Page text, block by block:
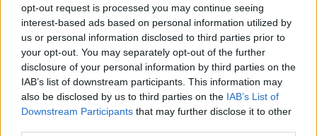
opt-out request is processed you may continue seeing
interest-based ads based on personal information utilized by
us or personal information disclosed to third parties prior to
your opt-out. You may separately opt-out of the further
disclosure of your personal information by third parties on the
IAB’s list of downstream participants. This information may
also be disclosed by us to third parties on the IAB’s List of
Downstream Participants that may further disclose it to other
Ficha Técnica
Balonmano Lanzarote Ciudad de
Arrecife (31): Saúl Rodríguez, Acoidán
Martín (4), Javi Aragón (6), Adrián
Juárez (4), Santiago Cardone (2), Aday
González (1) y Pedro Noda (1) -equipo
inicial- Yamal Nasri, Abián Martín (1),
Mauro Jaureguiberry (2), Óscar Silva
(2), Diego Ruiz (3), Ángel Iglesias (3) y
Airán Trujillo (2). Entrenador: David